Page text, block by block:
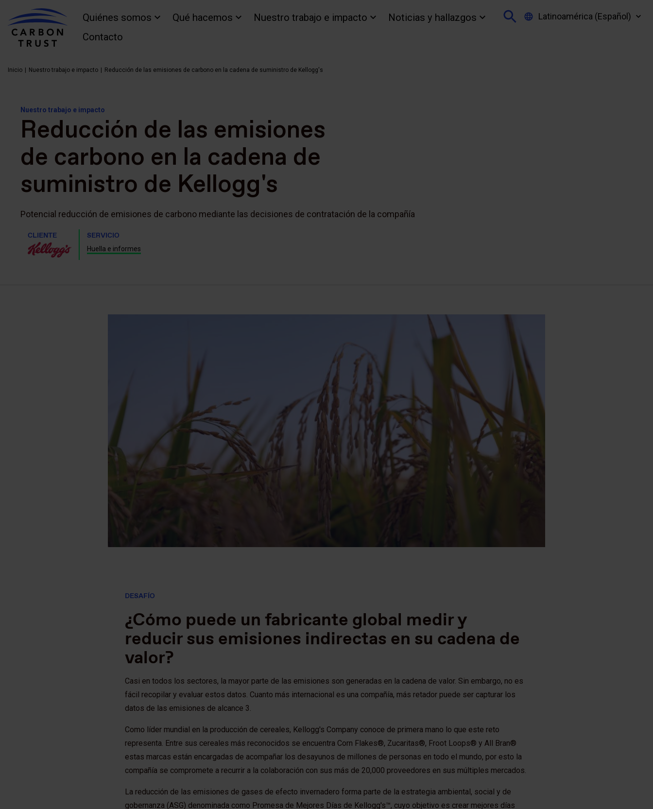
Quiénes somos Qué hacemos Nuestro trabajo e impacto
Noticias y hallazgos
Contacto
Latinoamérica (Español)
Inicio Nuestro trabajo e impacto Reducción de las emisiones de carbono en la cadena de suministro de Kellogg's
Nuestro trabajo e impacto
Reducción de las emisiones
de carbono en la cadena de
suministro de Kellogg's
Potencial reducción de emisiones de carbono mediante las decisiones de contratación de la compañía
CLIENTE SERVICIO
Huella e informes
DESAFÍO
¿Cómo puede un fabricante global medir y
reducir sus emisiones indirectas en su cadena de
valor?
Casi en todos los sectores, la mayor parte de las emisiones son generadas en la cadena de valor. Sin embargo, no es
fácil recopilar y evaluar estos datos. Cuanto más internacional es una compañía, más retador puede ser capturar los
datos de las emisiones de alcance 3.
Como líder mundial en la producción de cereales, Kellogg's Company conoce de primera mano lo que este reto
representa. Entre sus cereales más reconocidos se encuentra Corn Flakes®, Zucaritas®, Froot Loops® y All Bran®
estas marcas están encargadas de acompañar los desayunos de millones de personas en todo el mundo, por esto la
compañía se compromete a recurrir a la colaboración con sus más de 20,000 proveedores en sus múltiples mercados.
La reducción de las emisiones de gases de efecto invernadero forma parte de la estrategia ambiental, social y de
gobernanza (ASG) denominada como Promesa de Mejores Días de Kellogg's™, cuyo objetivo es crear mejores días